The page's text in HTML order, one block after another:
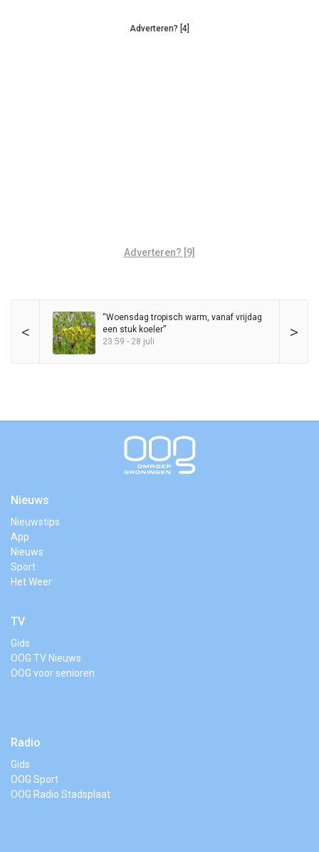
Adverteren? [4]
Adverteren? [9]
< >
“Woensdag tropisch warm, vanaf vrijdag
een stuk koeler”
23:59 - 28 juli
Nieuws
Nieuwstips
App
Nieuws
Sport
Het Weer
TV
Gids
OOG TV Nieuws
OOG voor senioren
Radio
Gids
OOG Sport
OOG Radio Stadsplaat